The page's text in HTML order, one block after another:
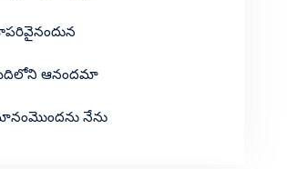
ఆనందమా
నేను